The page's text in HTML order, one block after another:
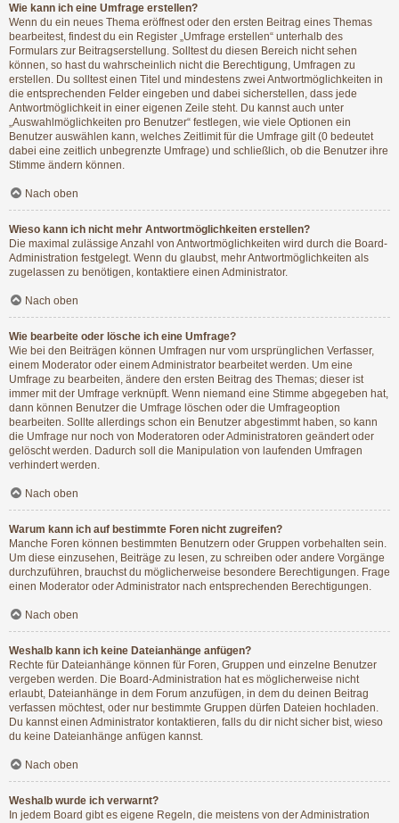
Wie kann ich eine Umfrage erstellen?
Wenn du ein neues Thema eröffnest oder den ersten Beitrag eines Themas
bearbeitest, findest du ein Register „Umfrage erstellen“ unterhalb des
Formulars zur Beitragserstellung. Solltest du diesen Bereich nicht sehen
können, so hast du wahrscheinlich nicht die Berechtigung, Umfragen zu
erstellen. Du solltest einen Titel und mindestens zwei Antwortmöglichkeiten in
die entsprechenden Felder eingeben und dabei sicherstellen, dass jede
Antwortmöglichkeit in einer eigenen Zeile steht. Du kannst auch unter
„Auswahlmöglichkeiten pro Benutzer“ festlegen, wie viele Optionen ein
Benutzer auswählen kann, welches Zeitlimit für die Umfrage gilt (0 bedeutet
dabei eine zeitlich unbegrenzte Umfrage) und schließlich, ob die Benutzer ihre
Stimme ändern können.
Nach oben
Wieso kann ich nicht mehr Antwortmöglichkeiten erstellen?
Die maximal zulässige Anzahl von Antwortmöglichkeiten wird durch die Board-
Administration festgelegt. Wenn du glaubst, mehr Antwortmöglichkeiten als
zugelassen zu benötigen, kontaktiere einen Administrator.
Nach oben
Wie bearbeite oder lösche ich eine Umfrage?
Wie bei den Beiträgen können Umfragen nur vom ursprünglichen Verfasser,
einem Moderator oder einem Administrator bearbeitet werden. Um eine
Umfrage zu bearbeiten, ändere den ersten Beitrag des Themas; dieser ist
immer mit der Umfrage verknüpft. Wenn niemand eine Stimme abgegeben hat,
dann können Benutzer die Umfrage löschen oder die Umfrageoption
bearbeiten. Sollte allerdings schon ein Benutzer abgestimmt haben, so kann
die Umfrage nur noch von Moderatoren oder Administratoren geändert oder
gelöscht werden. Dadurch soll die Manipulation von laufenden Umfragen
verhindert werden.
Nach oben
Warum kann ich auf bestimmte Foren nicht zugreifen?
Manche Foren können bestimmten Benutzern oder Gruppen vorbehalten sein.
Um diese einzusehen, Beiträge zu lesen, zu schreiben oder andere Vorgänge
durchzuführen, brauchst du möglicherweise besondere Berechtigungen. Frage
einen Moderator oder Administrator nach entsprechenden Berechtigungen.
Nach oben
Weshalb kann ich keine Dateianhänge anfügen?
Rechte für Dateianhänge können für Foren, Gruppen und einzelne Benutzer
vergeben werden. Die Board-Administration hat es möglicherweise nicht
erlaubt, Dateianhänge in dem Forum anzufügen, in dem du deinen Beitrag
verfassen möchtest, oder nur bestimmte Gruppen dürfen Dateien hochladen.
Du kannst einen Administrator kontaktieren, falls du dir nicht sicher bist, wieso
du keine Dateianhänge anfügen kannst.
Nach oben
Weshalb wurde ich verwarnt?
In jedem Board gibt es eigene Regeln, die meistens von der Administration